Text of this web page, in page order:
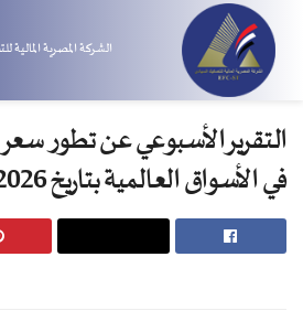
الشركة المصرية
التقرير الأسبوعي عن تطور
في الأسواق العالمية بتاريخ 12/04/2026